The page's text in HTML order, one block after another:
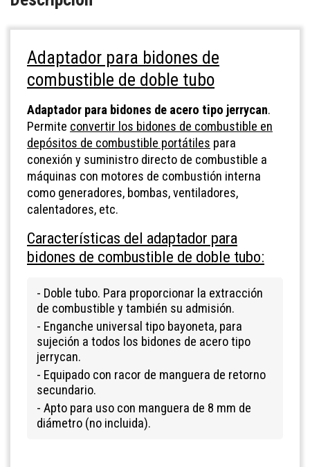
Adaptador para bidones de
combustible de doble tubo
Adaptador para bidones de acero tipo jerrycan.
Permite convertir los bidones de combustible en
depósitos de combustible portátiles para
conexión y suministro directo de combustible a
máquinas con motores de combustión interna
como generadores, bombas, ventiladores,
calentadores, etc.
Características del adaptador para
bidones de combustible de doble tubo:
- Doble tubo. Para proporcionar la extracción
de combustible y también su admisión.
- Enganche universal tipo bayoneta, para
sujeción a todos los bidones de acero tipo
jerrycan.
- Equipado con racor de manguera de retorno
secundario.
- Apto para uso con manguera de 8 mm de
diámetro (no incluida).